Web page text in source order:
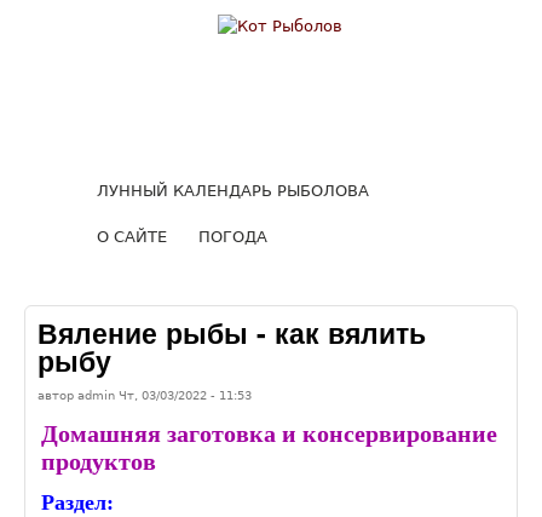
Перейти к основному
ЛУННЫЙ КАЛЕНДАРЬ РЫБОЛОВА
О САЙТЕ ПОГОДА
Вяление рыбы - как вялить
рыбу
автор admin Чт, 03/03/2022 - 11:53
Домашняя заготовка и консервирование
продуктов
Раздел: